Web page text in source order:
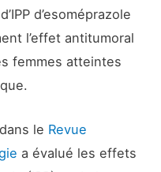
d’esoméprazole
l’effet antitumoral
femmes atteintes
le Revue
a évalué les effets